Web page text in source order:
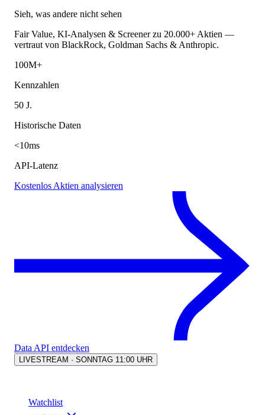
Sieh, was andere nicht sehen
Fair Value, KI-Analysen & Screener zu 20.000+ Aktien —
vertraut von BlackRock, Goldman Sachs & Anthropic.
100M+
Kennzahlen
50 J.
Historische Daten
<10ms
API-Latenz
Kostenlos Aktien analysieren
Data API entdecken
LIVESTREAM · SONNTAG 11:00 UHR
Watchlist